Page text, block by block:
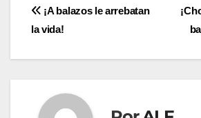
Navegación
¡A balazos le arrebatan
la vida!